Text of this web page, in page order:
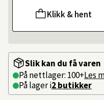
Klikk & hent
Slik kan du få varen
På nettlager: 100+Les
På lager i2 butikker